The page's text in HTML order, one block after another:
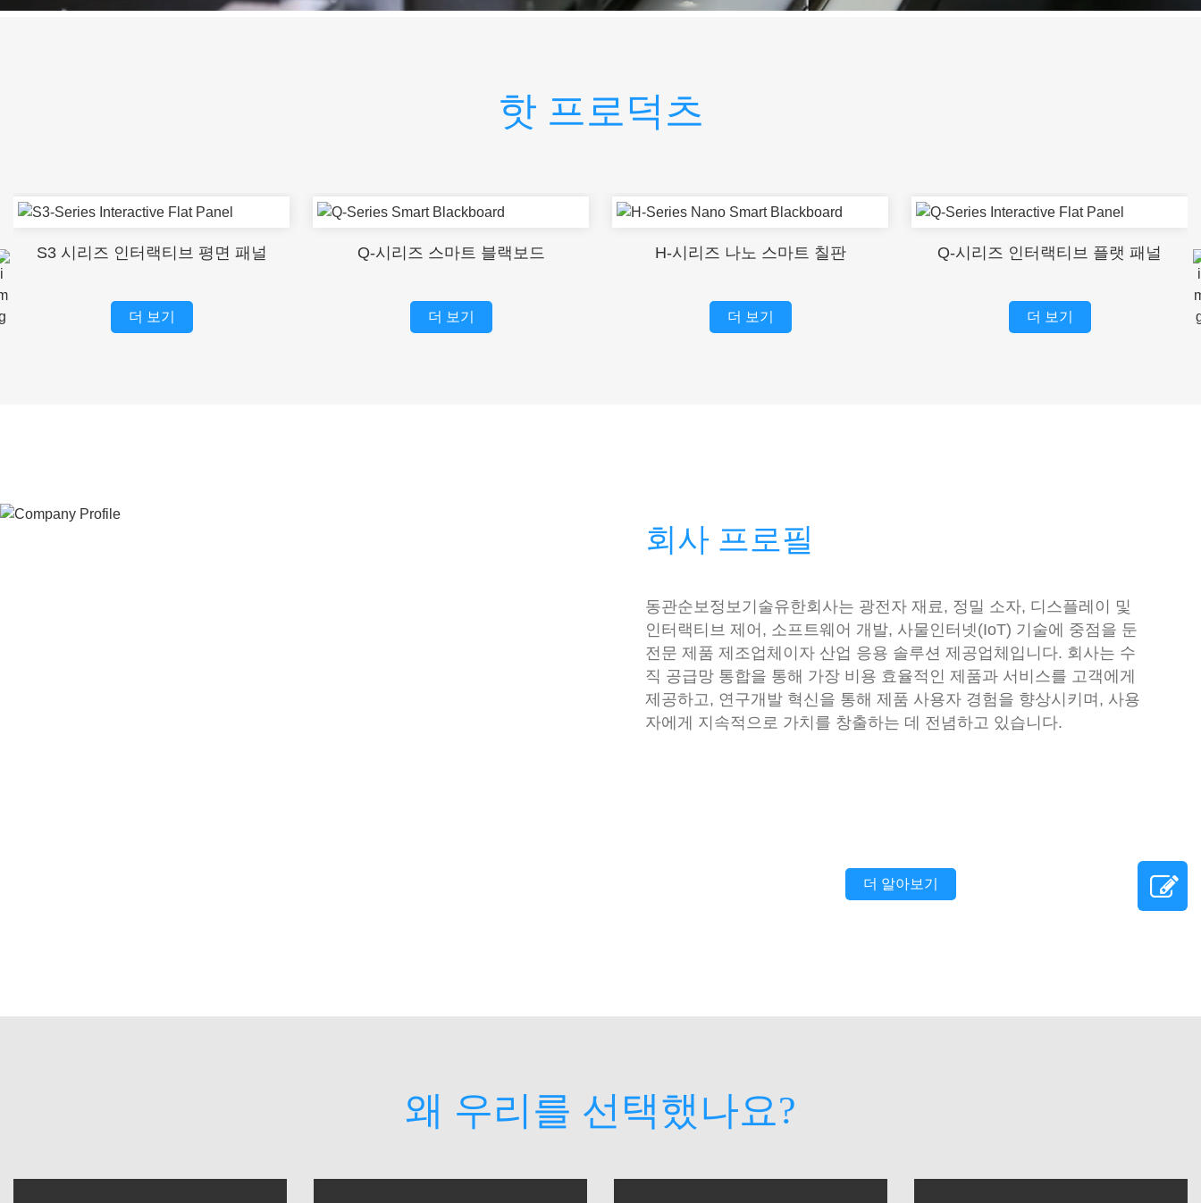
핫 프로덕츠
S3 시리즈 인터랙티브 평면 패널
더 보기
Q-시리즈 스마트 블랙보드
더 보기
H-시리즈 나노 스마트 칠판
더 보기
Q-시리즈 인터랙티브 플랫 패널
더 보기
회사 프로필
동관순보정보기술유한회사는 광전자 재료, 정밀 소자, 디스플레이 및
인터랙티브 제어, 소프트웨어 개발, 사물인터넷(IoT) 기술에 중점을 둔
전문 제품 제조업체이자 산업 응용 솔루션 제공업체입니다. 회사는 수
직 공급망 통합을 통해 가장 비용 효율적인 제품과 서비스를 고객에게
제공하고, 연구개발 혁신을 통해 제품 사용자 경험을 향상시키며, 사용
자에게 지속적으로 가치를 창출하는 데 전념하고 있습니다.
더 알아보기
왜 우리를 선택했나요?